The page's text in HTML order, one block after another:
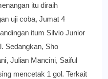
itu diraih
uji coba, Jumat 4
itum Silvio Junior
Sedangkan, Sho
Julian Mancini, Saiful
mencetak 1 gol. Terkait